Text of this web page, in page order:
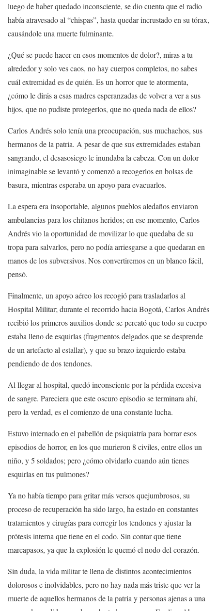
luego de haber quedado inconsciente, se dio cuenta que el radio
había atravesado al “chispas”, hasta quedar incrustado en su tórax,
causándole una muerte fulminante.
¿Qué se puede hacer en esos momentos de dolor?, miras a tu
alrededor y solo ves caos, no hay cuerpos completos, no sabes
cuál extremidad es de quién. Es un horror que te atormenta,
¿cómo le dirás a esas madres esperanzadas de volver a ver a sus
hijos, que no pudiste protegerlos, que no queda nada de ellos?
Carlos Andrés solo tenía una preocupación, sus muchachos, sus
hermanos de la patria. A pesar de que sus extremidades estaban
sangrando, el desasosiego le inundaba la cabeza. Con un dolor
inimaginable se levantó y comenzó a recogerlos en bolsas de
basura, mientras esperaba un apoyo para evacuarlos.
La espera era insoportable, algunos pueblos aledaños enviaron
ambulancias para los chitanos heridos; en ese momento, Carlos
Andrés vio la oportunidad de movilizar lo que quedaba de su
tropa para salvarlos, pero no podía arriesgarse a que quedaran en
manos de los subversivos. Nos convertiremos en un blanco fácil,
pensó.
Finalmente, un apoyo aéreo los recogió para trasladarlos al
Hospital Militar; durante el recorrido hacia Bogotá, Carlos Andrés
recibió los primeros auxilios donde se percató que todo su cuerpo
estaba lleno de esquirlas (fragmentos delgados que se desprende
de un artefacto al estallar), y que su brazo izquierdo estaba
pendiendo de dos tendones.
Al llegar al hospital, quedó inconsciente por la pérdida excesiva
de sangre. Pareciera que este oscuro episodio se terminara ahí,
pero la verdad, es el comienzo de una constante lucha.
Estuvo internado en el pabellón de psiquiatría para borrar esos
episodios de horror, en los que murieron 8 civiles, entre ellos un
niño, y 5 soldados; pero ¿cómo olvidarlo cuando aún tienes
esquirlas en tus pulmones?
Ya no había tiempo para gritar más versos quejumbrosos, su
proceso de recuperación ha sido largo, ha estado en constantes
tratamientos y cirugías para corregir los tendones y ajustar la
prótesis interna que tiene en el codo. Sin contar que tiene
marcapasos, ya que la explosión le quemó el nodo del corazón.
Sin duda, la vida militar te llena de distintos acontecimientos
dolorosos e inolvidables, pero no hay nada más triste que ver la
muerte de aquellos hermanos de la patria y personas ajenas a una